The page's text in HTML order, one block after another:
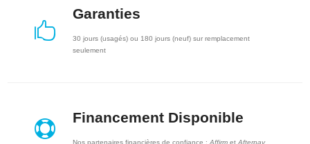

Garanties
30 jours (usagés) ou 180 jours (neuf) sur remplacement
seulement

Financement Disponible
Nos partenaires financières de confiance :AffirmetAfterpay